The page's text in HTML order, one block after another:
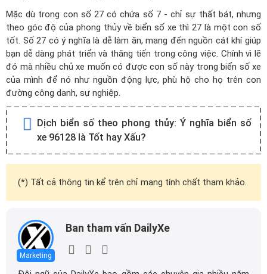
Mặc dù trong con số 27 có chứa số 7 - chỉ sự thất bát, nhưng
theo góc độ của phong thủy về biển số xe thì 27 là một con số
tốt. Số 27 có ý nghĩa là dễ làm ăn, mang đến nguồn cát khí giúp
bạn dễ dàng phát triển và thăng tiến trong công việc. Chính vì lẽ
đó mà nhiều chủ xe muốn có được con số này trong biển số xe
của mình để nó như nguồn động lực, phù hộ cho họ trên con
đường công danh, sự nghiệp.
Dịch biển số theo phong thủy: Ý nghĩa biển số
xe 96128 là Tốt hay Xấu?
(*) Tất cả thông tin kể trên chỉ mang tính chất tham khảo.
Marketing
Ban tham vấn DailyXe